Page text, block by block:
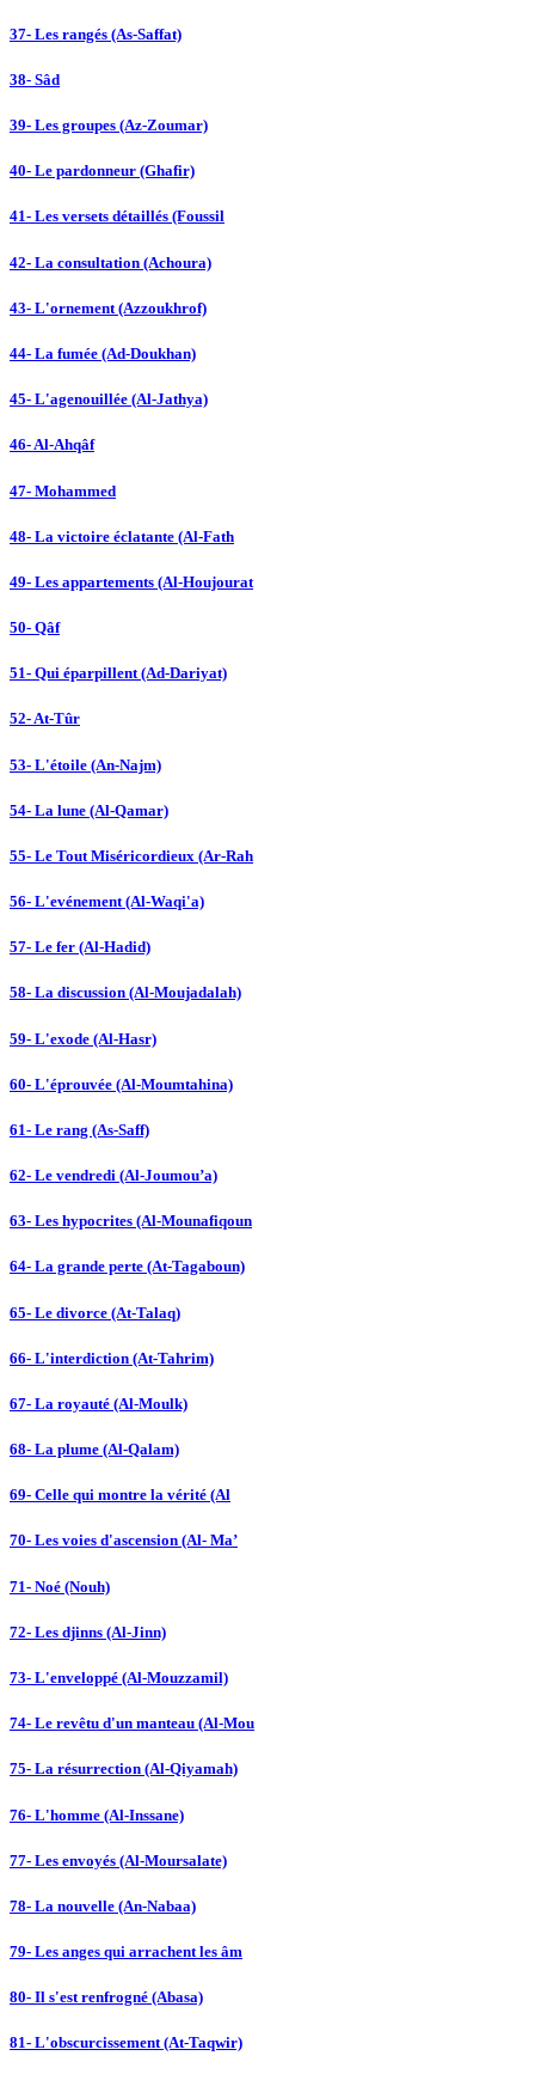
37- Les rangés (As-Saffat)
38- Sâd
39- Les groupes (Az-Zoumar)
40- Le pardonneur (Ghafir)
41- Les versets détaillés (Foussil
42- La consultation (Achoura)
43- L'ornement (Azzoukhrof)
44- La fumée (Ad-Doukhan)
45- L'agenouillée (Al-Jathya)
46- Al-Ahqâf
47- Mohammed
48- La victoire éclatante (Al-Fath
49- Les appartements (Al-Houjourat
50- Qâf
51- Qui éparpillent (Ad-Dariyat)
52- At-Tûr
53- L'étoile (An-Najm)
54- La lune (Al-Qamar)
55- Le Tout Miséricordieux (Ar-Rah
56- L'evénement (Al-Waqi'a)
57- Le fer (Al-Hadid)
58- La discussion (Al-Moujadalah)
59- L'exode (Al-Hasr)
60- L'éprouvée (Al-Moumtahina)
61- Le rang (As-Saff)
62- Le vendredi (Al-Joumou’a)
63- Les hypocrites (Al-Mounafiqoun
64- La grande perte (At-Tagaboun)
65- Le divorce (At-Talaq)
66- L'interdiction (At-Tahrim)
67- La royauté (Al-Moulk)
68- La plume (Al-Qalam)
69- Celle qui montre la vérité (Al
70- Les voies d'ascension (Al- Ma’
71- Noé (Nouh)
72- Les djinns (Al-Jinn)
73- L'enveloppé (Al-Mouzzamil)
74- Le revêtu d'un manteau (Al-Mou
75- La résurrection (Al-Qiyamah)
76- L'homme (Al-Inssane)
77- Les envoyés (Al-Moursalate)
78- La nouvelle (An-Nabaa)
79- Les anges qui arrachent les âm
80- Il s'est renfrogné (Abasa)
81- L'obscurcissement (At-Taqwir)